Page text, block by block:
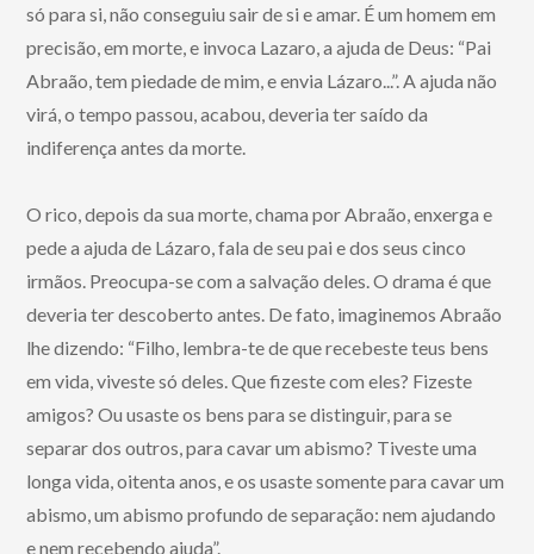
só para si, não conseguiu sair de si e amar. É um homem em
precisão, em morte, e invoca Lazaro, a ajuda de Deus: “Pai
Abraão, tem piedade de mim, e envia Lázaro...”. A ajuda não
virá, o tempo passou, acabou, deveria ter saído da
indiferença antes da morte.
O rico, depois da sua morte, chama por Abraão, enxerga e
pede a ajuda de Lázaro, fala de seu pai e dos seus cinco
irmãos. Preocupa-se com a salvação deles. O drama é que
deveria ter descoberto antes. De fato, imaginemos Abraão
lhe dizendo: “Filho, lembra-te de que recebeste teus bens
em vida, viveste só deles. Que fizeste com eles? Fizeste
amigos? Ou usaste os bens para se distinguir, para se
separar dos outros, para cavar um abismo? Tiveste uma
longa vida, oitenta anos, e os usaste somente para cavar um
abismo, um abismo profundo de separação: nem ajudando
e nem recebendo ajuda”.